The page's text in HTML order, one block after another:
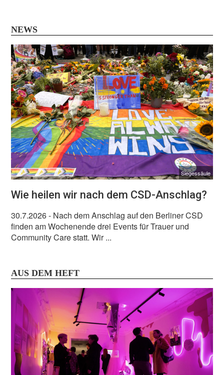
NEWS
Siegessäule
Wie heilen wir nach dem CSD-Anschlag?
30.7.2026- Nach dem Anschlag auf den Berliner CSD
finden am Wochenende drei Events für Trauer und
Community Care statt. Wir ...
AUS DEM HEFT